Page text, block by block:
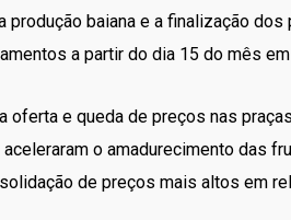
produção baiana e a finalização
a partir do dia 15 do mês
oferta e queda de preços nas
o amadurecimento das
de preços mais altos em